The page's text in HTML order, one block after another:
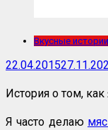
Вкусные истории
22.04.2015
История о том,
Я часто делаю